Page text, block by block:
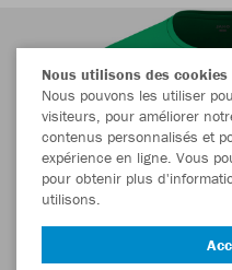
Nous utilisons des cookies
Nous pouvons les utiliser
visiteurs, pour améliorer
contenus personnalisés et
expérience en ligne. Vous
pour obtenir plus
utilisons.